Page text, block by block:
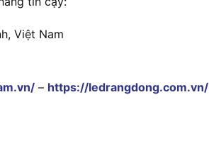
Việt Nam
– https://ledrangdong.com.vn/